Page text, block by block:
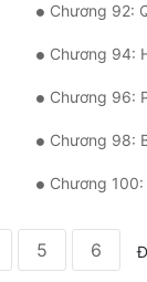
Chương 92:
Chương 94:
Chương 96:
Chương 98:
Chương
5 6